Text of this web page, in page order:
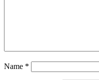
Name *